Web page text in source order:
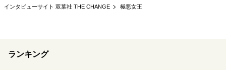
インタビューサイト 双葉社 THE CHANGE 極悪女王
ランキング